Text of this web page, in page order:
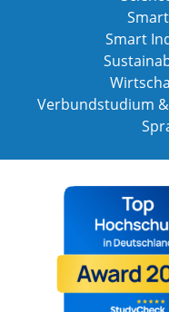
Smart
Verbundstudium